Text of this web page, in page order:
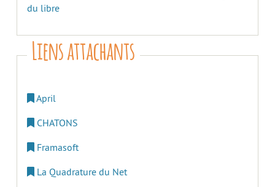
du libre
Liens attachants
April
CHATONS
Framasoft
La Quadrature du Net